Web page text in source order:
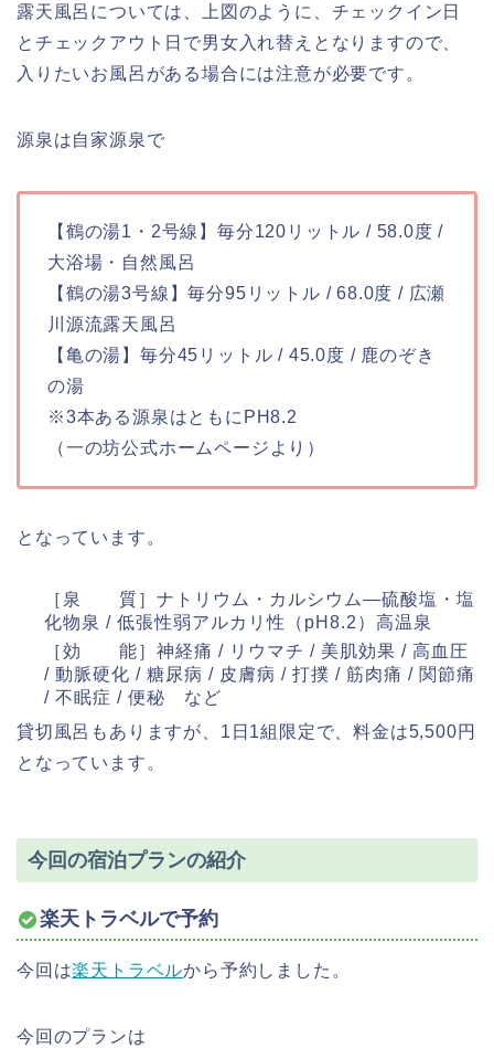
露天風呂については、上図のように、チェックイン日
とチェックアウト日で男女入れ替えとなりますので、
入りたいお風呂がある場合には注意が必要です。
源泉は自家源泉で
【鶴の湯1・2号線】毎分120リットル / 58.0度 /
大浴場・自然風呂
【鶴の湯3号線】毎分95リットル / 68.0度 / 広瀬
川源流露天風呂
【亀の湯】毎分45リットル / 45.0度 / 鹿のぞき
の湯
※3本ある源泉はともにPH8.2
（一の坊公式ホームページより）
となっています。
［泉 質］ナトリウム・カルシウム―硫酸塩・塩
化物泉 / 低張性弱アルカリ性（pH8.2）高温泉
［効 能］神経痛 / リウマチ / 美肌効果 / 高血圧
/ 動脈硬化 / 糖尿病 / 皮膚病 / 打撲 / 筋肉痛 / 関節痛
/ 不眠症 / 便秘 など
貸切風呂もありますが、1日1組限定で、料金は5,500円
となっています。
今回の宿泊プランの紹介
楽天トラベルで予約
今回は楽天トラベルから予約しました。
今回のプランは